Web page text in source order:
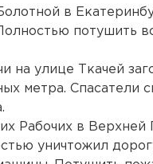
в
потушить
на улице Ткачей
метра. Спасатели
Рабочих в
уничтожил